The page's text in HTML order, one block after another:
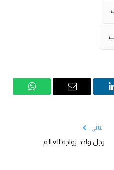
لينكدإن
البريد
واتساب
التالي
رجل واحد يواجه العالم